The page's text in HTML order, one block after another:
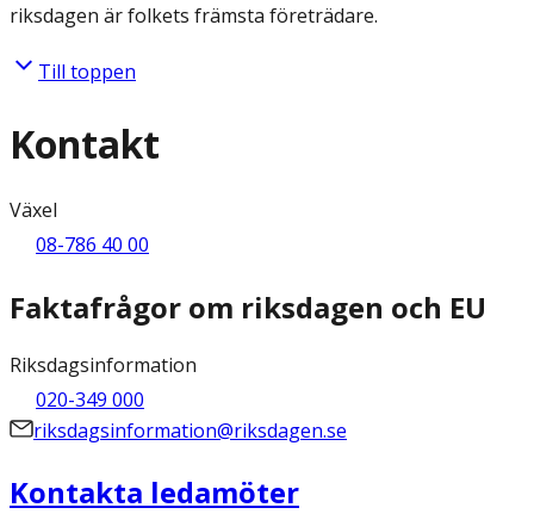
riksdagen är folkets främsta företrädare.
Till toppen
Kontakt
Växel
08-786 40 00
Faktafrågor om riksdagen och EU
Riksdagsinformation
020-349 000
riksdagsinformation@riksdagen.se
Kontakta ledamöter